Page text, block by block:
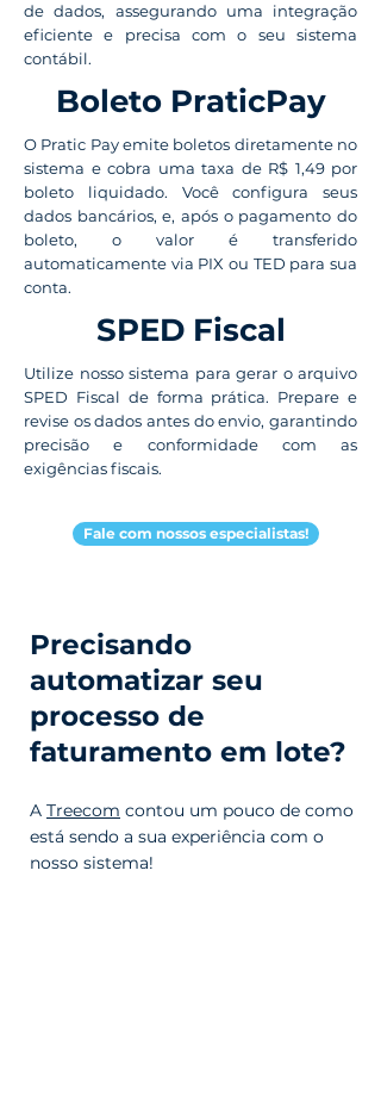
de dados, assegurando uma integração
eficiente e precisa com o seu sistema
contábil.
Boleto PraticPay
O Pratic Pay emite boletos diretamente no
sistema e cobra uma taxa de R$ 1,49 por
boleto liquidado. Você configura seus
dados bancários, e, após o pagamento do
boleto, o valor é transferido
automaticamente via PIX ou TED para sua
conta.
SPED Fiscal
Utilize nosso sistema para gerar o arquivo
SPED Fiscal de forma prática. Prepare e
revise os dados antes do envio, garantindo
precisão e conformidade com as
exigências fiscais.
Fale com nossos especialistas!
Precisando
automatizar seu
processo de
faturamento em lote?
A Treecom contou um pouco de como
está sendo a sua experiência com o
nosso sistema!